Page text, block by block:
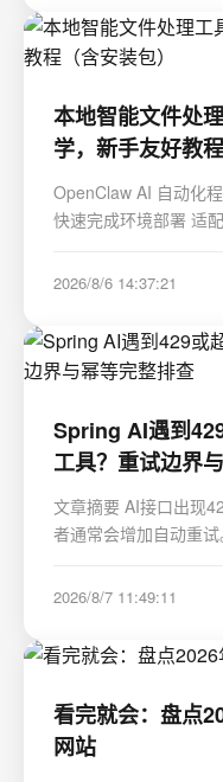
本地智能文件处
学，新手友好教
OpenClaw AI 自动化
快速完成环境部署 适配系统&#xff1a;Windows10/11 64
序版本&#xff1a;v2.7.9
2026/8/6 14:37:21
Spring AI遇到
工具？重试边界
文章摘要 AI接口出现
者通常会增加自动重
创建工单、写数据库
2026/8/7 11:49:11
看完就会：盘点
网站